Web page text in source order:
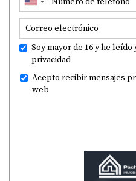
Soy mayor de 16 y he
privacidad
Acepto recibir mensajes
web